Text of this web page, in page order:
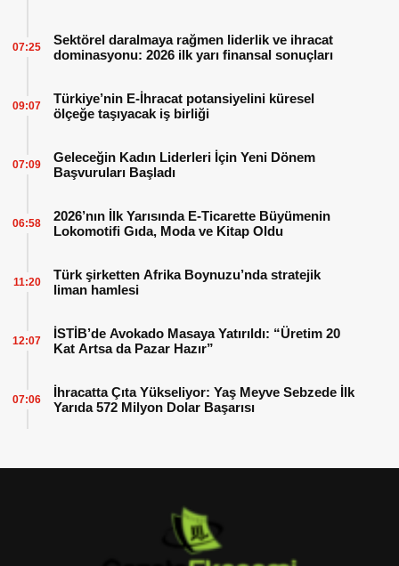
Sektörel daralmaya rağmen liderlik ve ihracat
dominasyonu: 2026 ilk yarı finansal sonuçları
07:25
Türkiye’nin E-İhracat potansiyelini küresel
ölçeğe taşıyacak iş birliği
09:07
Geleceğin Kadın Liderleri İçin Yeni Dönem
Başvuruları Başladı
07:09
2026’nın İlk Yarısında E-Ticarette Büyümenin
Lokomotifi Gıda, Moda ve Kitap Oldu
06:58
Türk şirketten Afrika Boynuzu’nda stratejik
liman hamlesi
11:20
İSTİB’de Avokado Masaya Yatırıldı: “Üretim 20
Kat Artsa da Pazar Hazır”
12:07
İhracatta Çıta Yükseliyor: Yaş Meyve Sebzede İlk
Yarıda 572 Milyon Dolar Başarısı
07:06